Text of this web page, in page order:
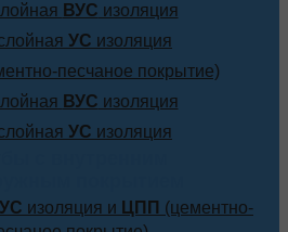
ВУС изоляция
УС изоляция
песчаное покрытие)
ВУС изоляция
УС изоляция
изоляция и ЦПП (цементно-